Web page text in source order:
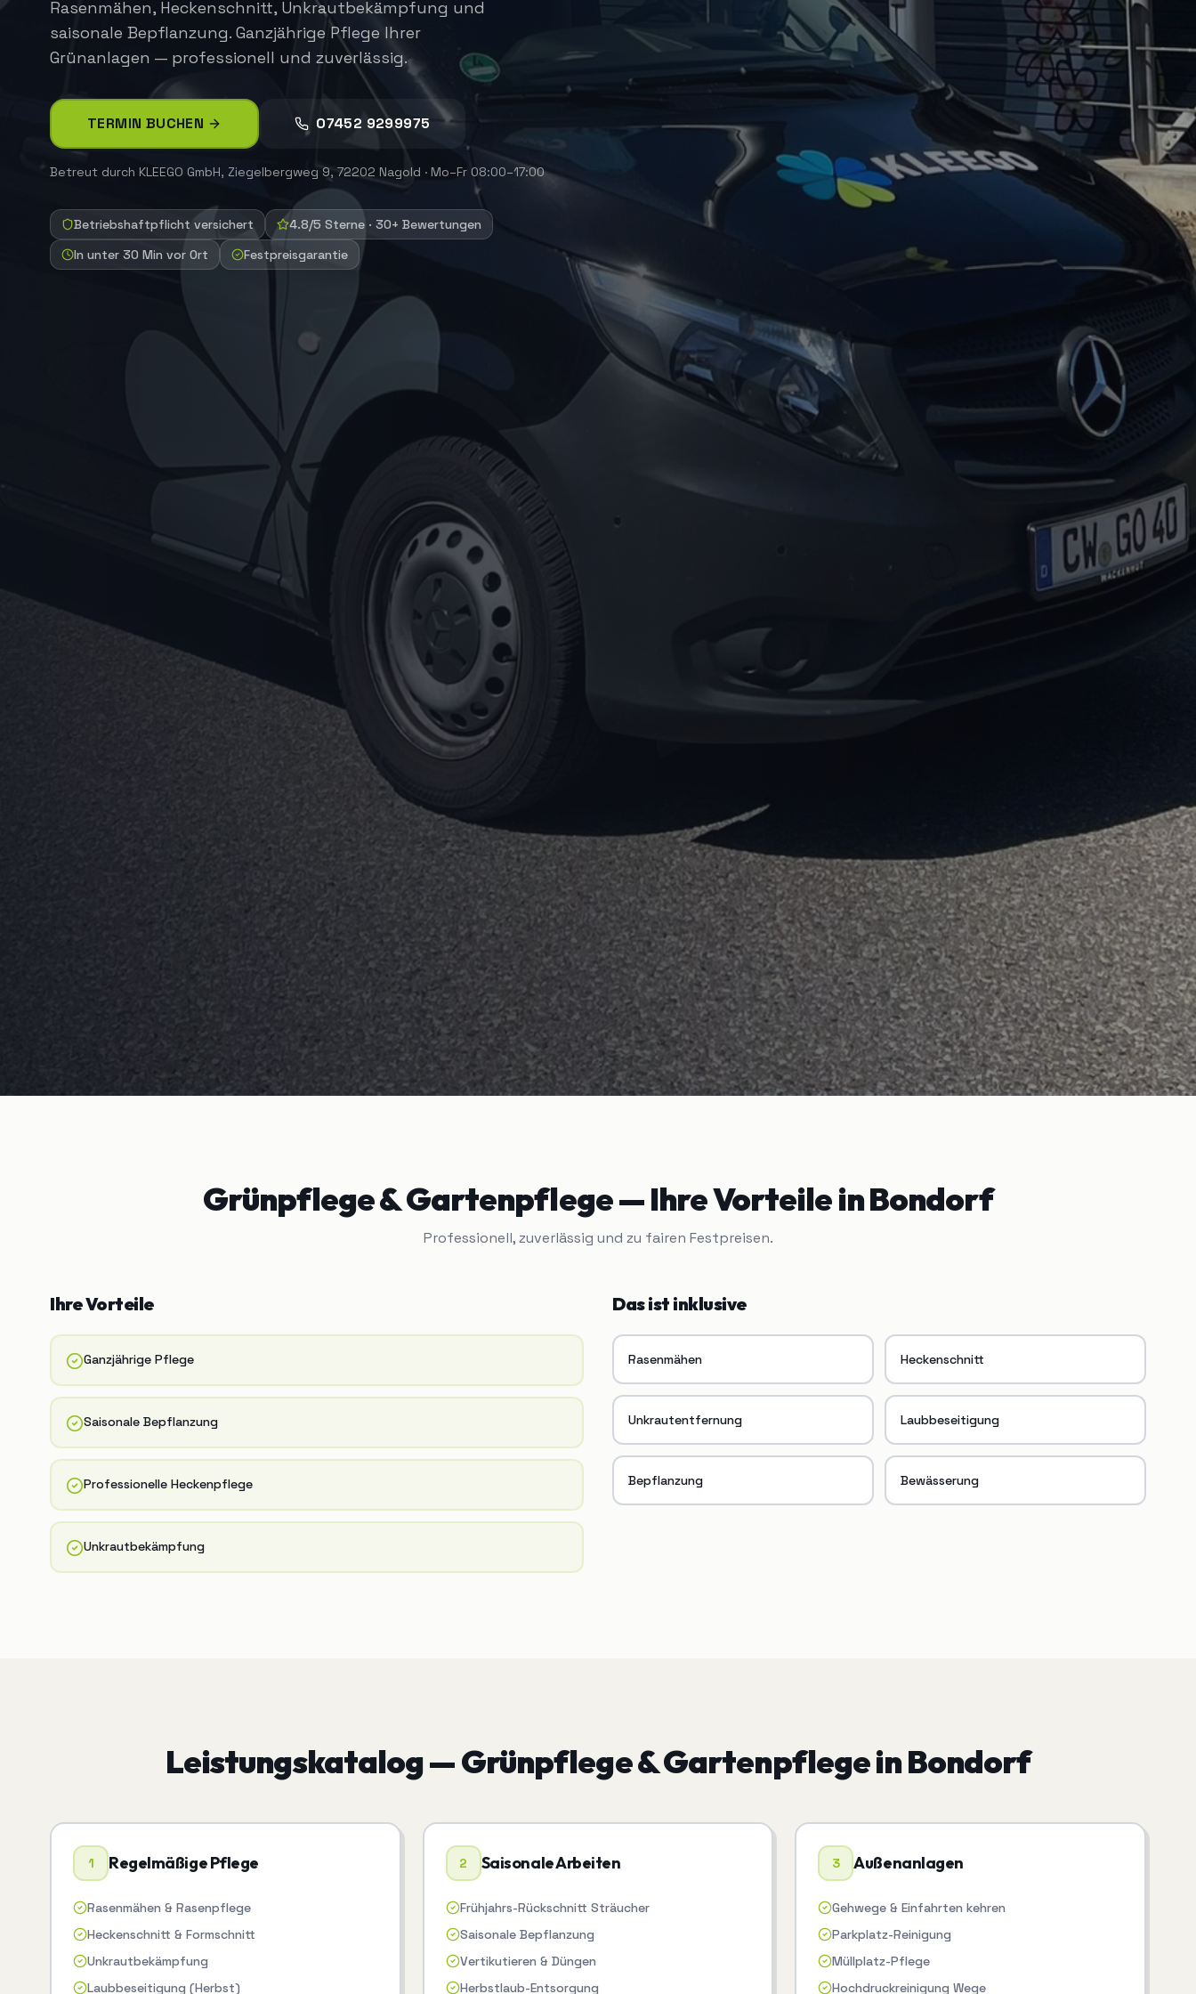
Rasenmähen, Heckenschnitt, Unkrautbekämpfung und
saisonale Bepflanzung. Ganzjährige Pflege Ihrer
Grünanlagen — professionell und zuverlässig.
TERMIN BUCHEN 07452 9299975
Betreut durch KLEEGO GmbH, Ziegelbergweg 9, 72202 Nagold · Mo–Fr 08:00–17:00
Betriebshaftpflicht versichert
4.8/5 Sterne · 30+ Bewertungen
In unter 30 Min vor Ort
Festpreisgarantie
Grünpflege & Gartenpflege— Ihre Vorteile inBondorf
Professionell, zuverlässig und zu fairen Festpreisen.
Ihre Vorteile
Ganzjährige Pflege
Saisonale Bepflanzung
Professionelle Heckenpflege
Unkrautbekämpfung
Das ist inklusive
Rasenmähen Heckenschnitt
Unkrautentfernung Laubbeseitigung
Bepflanzung Bewässerung
Leistungskatalog —Grünpflege & GartenpflegeinBondorf
1 Regelmäßige Pflege
Rasenmähen & Rasenpflege
Heckenschnitt & Formschnitt
Unkrautbekämpfung
Laubbeseitigung (Herbst)
2 Saisonale Arbeiten
Frühjahrs-Rückschnitt Sträucher
Saisonale Bepflanzung
Vertikutieren & Düngen
Herbstlaub-Entsorgung
3 Außenanlagen
Gehwege & Einfahrten kehren
Parkplatz-Reinigung
Müllplatz-Pflege
Hochdruckreinigung Wege